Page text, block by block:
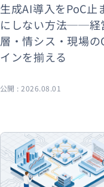
生成AI導入をPoC止
にしない方法──経
層・情シス・現場の
インを揃える
公開 : 2026.08.01